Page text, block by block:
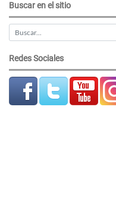
Buscar en el sitio
Redes Sociales